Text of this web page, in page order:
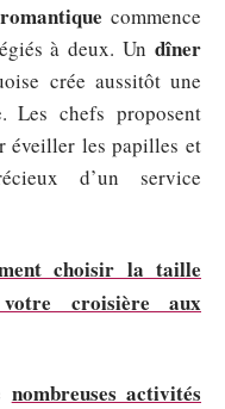
commence
à deux. Un dîner
crée aussitôt une
Les chefs proposent
éveiller les papilles et
d’un service
choisir la taille
croisière aux
nombreuses activités